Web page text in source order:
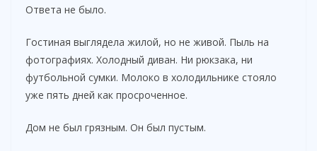
Ответа не было.
Гостиная выглядела жилой, но не живой. Пыль на
фотографиях. Холодный диван. Ни рюкзака, ни
футбольной сумки. Молоко в холодильнике стояло
уже пять дней как просроченное.
Дом не был грязным. Он был пустым.